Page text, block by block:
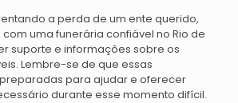
a perda de um ente querido,
uma funerária confiável no Rio de
suporte e informações sobre os
Lembre-se de que essas
para ajudar e oferecer
durante esse momento difícil.